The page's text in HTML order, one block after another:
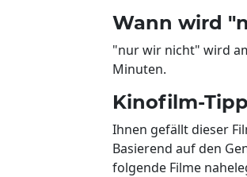
Wann wird
"nur wir nicht" wird
Minuten.
Kinofilm-
Ihnen gefällt dieser
Basierend auf den
folgende Filme